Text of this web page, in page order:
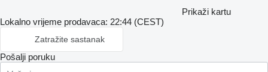
Prikaži kartu
Lokalno vrijeme prodavaca: 22:44 (CEST)
Zatražite sastanak
Pošalji poruku